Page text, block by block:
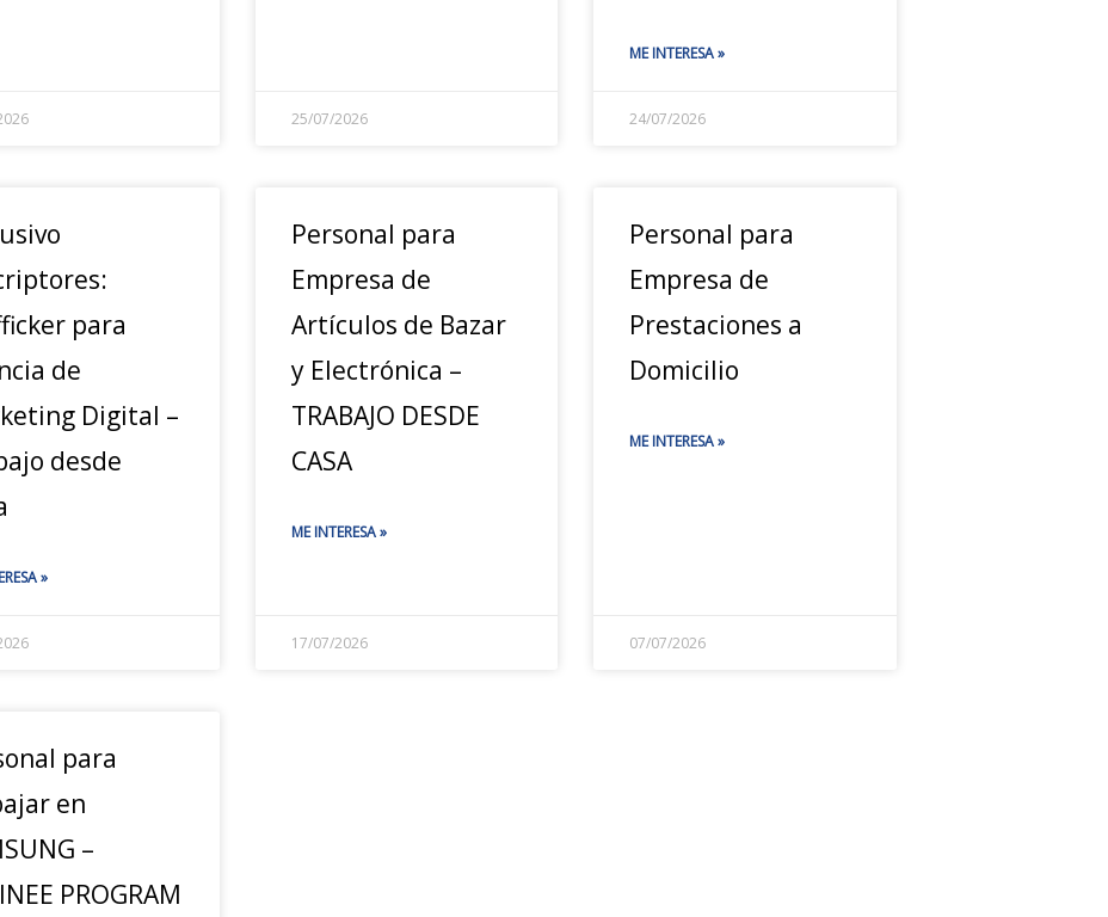
25/07/2026
ME INTERESA »
24/07/2026
para
de
Digital –
desde
»
Personal para
Empresa de
Artículos de Bazar
y Electrónica –
TRABAJO DESDE
CASA
ME INTERESA »
17/07/2026
Personal para
Empresa de
Prestaciones a
Domicilio
ME INTERESA »
07/07/2026
para
en
–
PROGRAM